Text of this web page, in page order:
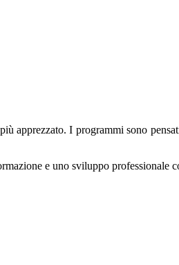
apprezzato. I programmi sono
e uno sviluppo professionale